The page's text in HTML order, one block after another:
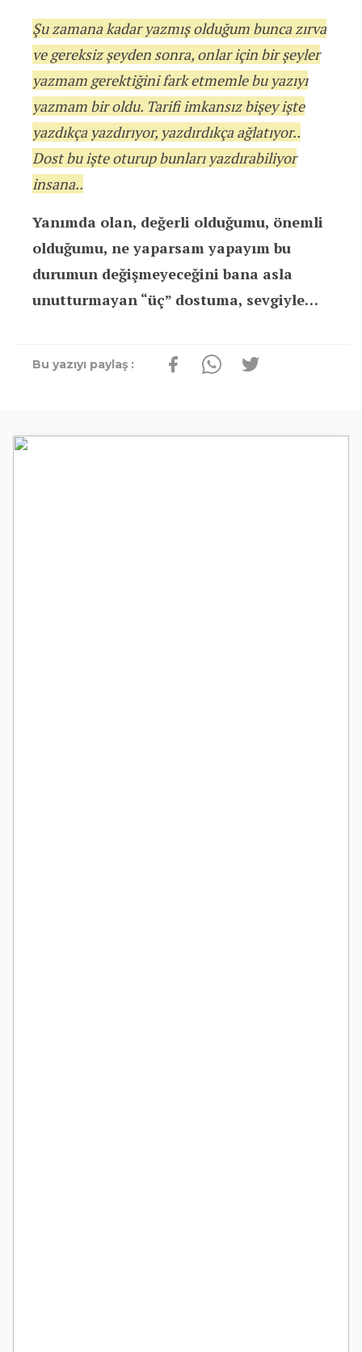
Bu yazıyı paylaş :
Şu zamana kadar yazmış olduğum bunca zırva
ve gereksiz şeyden sonra, onlar için bir şeyler
yazmam gerektiğini fark etmemle bu yazıyı
yazmam bir oldu. Tarifi imkansız bişey işte
yazdıkça yazdırıyor, yazdırdıkça ağlatıyor..
Dost bu işte oturup bunları yazdırabiliyor
insana..
Yanımda olan, değerli olduğumu, önemli
olduğumu, ne yaparsam yapayım bu
durumun değişmeyeceğini bana asla
unutturmayan “üç” dostuma, sevgiyle…